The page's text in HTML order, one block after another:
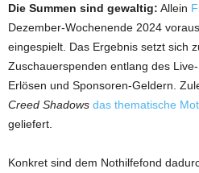
Die Summen sind gewaltig: Allein
Dezember-Wochenende 2024
eingespielt. Das Ergebnis setzt sich
Zuschauerspenden entlang des
Erlösen und Sponsoren-Geldern.
Creed Shadows das thematische
geliefert.
Konkret sind dem Nothilfefond